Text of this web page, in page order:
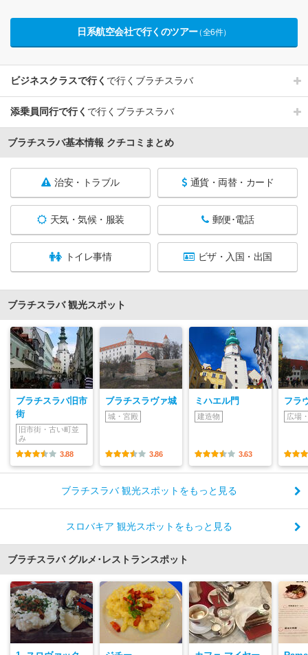
日系航空会社で行くのツアー（全6件）
ビジネスクラスで行く で行くブラチスラバ
添乗員同行で行く で行くブラチスラバ
ブラチスラバ基本情報 クチコミまとめ
治安・トラブル 通貨・両替・カード
天気・気候・服装 郵便･電話
トイレ事情 ビザ・入国・出国
ブラチスラバ 観光スポット
ブラチスラバ旧市
街
旧市街・古い町並
み
3.88
ブラチスラヴァ城
城・宮殿
3.86
ミハエル門
建造物
3.63
フラ
広場
ブラチスラバ 観光スポットをもっと見る
スロバキア 観光スポットをもっと見る
ブラチスラバ グルメ･レストランスポット